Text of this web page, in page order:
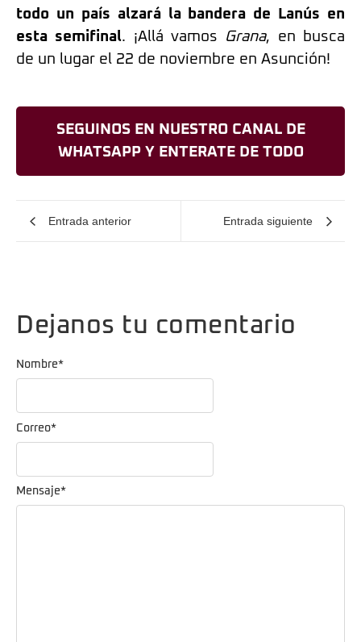
todo un país alzará la bandera de Lanús en
esta semifinal. ¡Allá vamos Grana, en busca
de un lugar el 22 de noviembre en Asunción!
SEGUINOS EN NUESTRO CANAL DE
WHATSAPP Y ENTERATE DE TODO
Entrada anterior Entrada siguiente
Dejanos tu comentario
Mensaje*
Nombre*
Correo*